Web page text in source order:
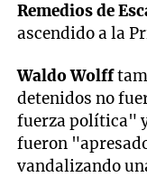
Remedios de
ascendido a la
Waldo Wolff
detenidos no
fuerza política"
fueron
vandalizando